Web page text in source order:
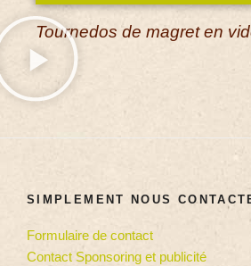
Tournedos de magret en
SIMPLEMENT NOUS
Formulaire de contact
Contact Sponsoring et publicité